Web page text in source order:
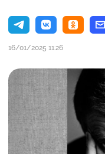
16/01/2025 11:26